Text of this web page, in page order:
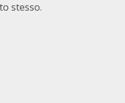
stesso.